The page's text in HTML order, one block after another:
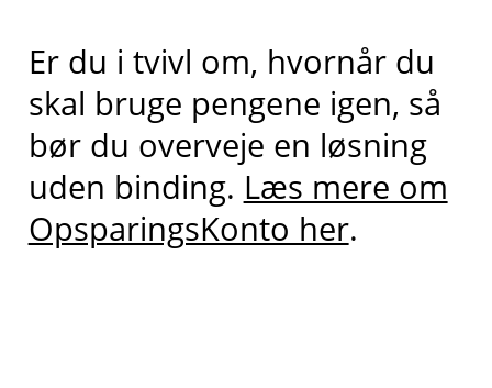
Er du i tvivl om, hvornår du
skal bruge pengene igen, så
bør du overveje en løsning
uden binding. Læs mere om
OpsparingsKonto her.